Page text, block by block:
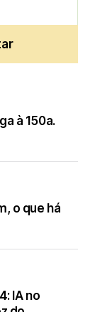
à 150a.
o que há
IA no